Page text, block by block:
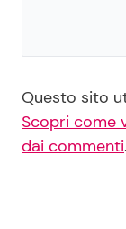
Questo sito
Scopri come
dai commenti.